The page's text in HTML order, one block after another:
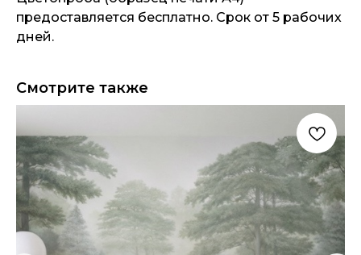
предоставляется бесплатно. Срок от 5 рабочих
дней.
Смотрите также